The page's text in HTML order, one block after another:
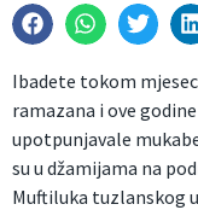
Ibadete tokom
ramazana i ove godine
upotpunjavale
su u džamijama na
Muftiluka tuzlanskog